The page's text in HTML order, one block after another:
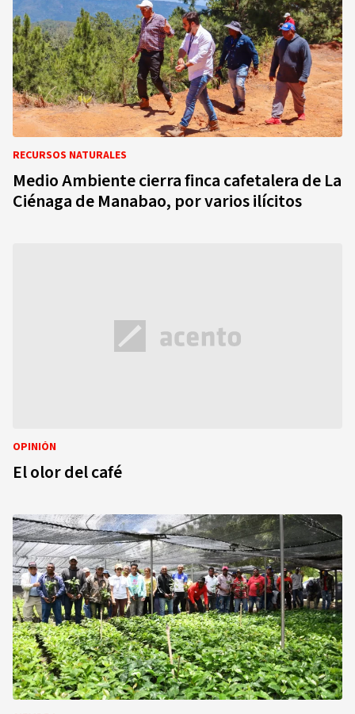
RECURSOS NATURALES
Medio Ambiente cierra finca cafetalera de La
Ciénaga de Manabao, por varios ilícitos
OPINIÓN
El olor del café